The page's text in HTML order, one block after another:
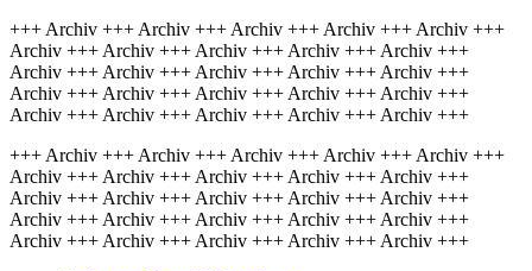
+++ Archiv +++ Archiv +++ Archiv +++ Archiv +++ Archiv +++
Archiv +++ Archiv +++ Archiv +++ Archiv +++ Archiv +++
Archiv +++ Archiv +++ Archiv +++ Archiv +++ Archiv +++
Archiv +++ Archiv +++ Archiv +++ Archiv +++ Archiv +++
Archiv +++ Archiv +++ Archiv +++ Archiv +++ Archiv +++
+++ Archiv +++ Archiv +++ Archiv +++ Archiv +++ Archiv +++
Archiv +++ Archiv +++ Archiv +++ Archiv +++ Archiv +++
Archiv +++ Archiv +++ Archiv +++ Archiv +++ Archiv +++
Archiv +++ Archiv +++ Archiv +++ Archiv +++ Archiv +++
Archiv +++ Archiv +++ Archiv +++ Archiv +++ Archiv +++